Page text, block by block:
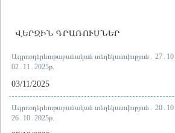
ՎԵՐՋԻՆ ԳՐԱՌՈՒՄՆԵՐ
Ագրոօդերևութաբանական տեղեկատվություն․ 27․10
02․11․2025թ.
03/11/2025
Ագրոօդերևութաբանական տեղեկատվություն․
26․10․2025թ.